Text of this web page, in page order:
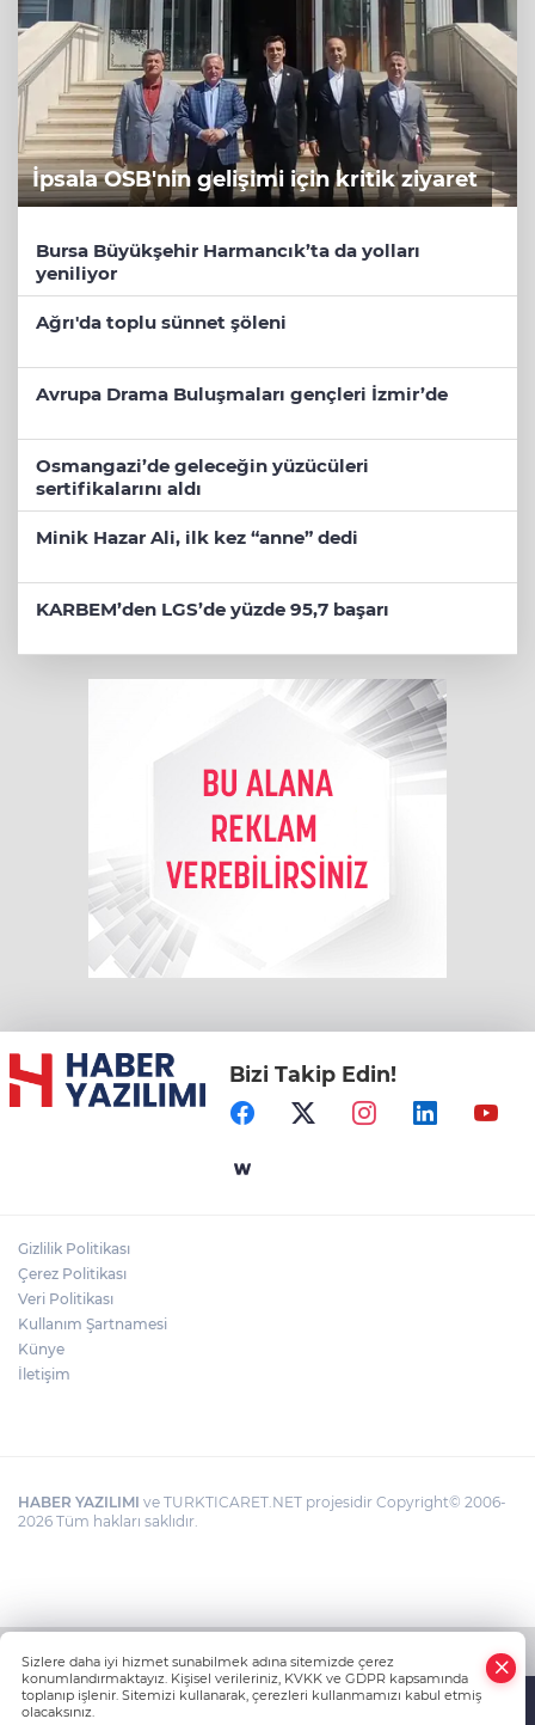
İpsala OSB'nin gelişimi için kritik ziyaret
Bursa Büyükşehir Harmancık’ta da yolları
yeniliyor
Ağrı'da toplu sünnet şöleni
Avrupa Drama Buluşmaları gençleri İzmir’de
Osmangazi’de geleceğin yüzücüleri
sertifikalarını aldı
Minik Hazar Ali, ilk kez “anne” dedi
KARBEM’den LGS’de yüzde 95,7 başarı
Bizi Takip Edin!
Gizlilik Politikası
Çerez Politikası
Veri Politikası
Kullanım Şartnamesi
Künye
İletişim
HABER YAZILIMI ve TURKTICARET.NET projesidir Copyright© 2006-
2026 Tüm hakları saklıdır.
Sizlere daha iyi hizmet sunabilmek adına sitemizde çerez
konumlandırmaktayız. Kişisel verileriniz, KVKK ve GDPR kapsamında
toplanıp işlenir. Sitemizi kullanarak, çerezleri kullanmamızı kabul etmiş
olacaksınız.